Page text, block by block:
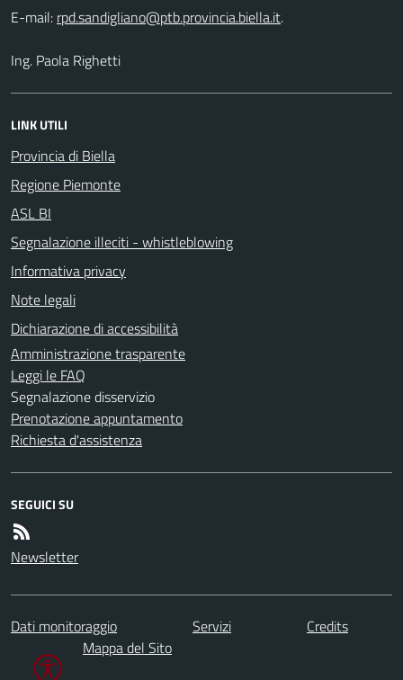
E-mail:
.
Ing. Paola Righetti
LINK UTILI
Provincia di Biella
Regione Piemonte
ASL BI
Segnalazione illeciti - whistleblowing
Informativa privacy
Note legali
Dichiarazione di accessibilità
Amministrazione trasparente
Leggi le FAQ
Segnalazione disservizio
Prenotazione appuntamento
Richiesta d'assistenza
SEGUICI SU
Newsletter
Dati monitoraggio Servizi
Credits
Mappa del Sito